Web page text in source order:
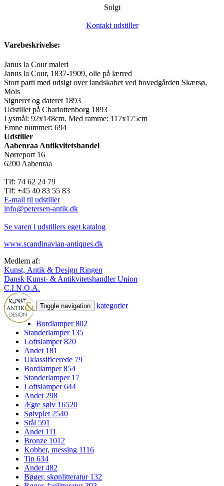
Solgt
Kontakt udstiller
Varebeskrivelse:
Janus la Cour maleri
Janus la Cour, 1837-1909, olie på lærred
Stort parti med udsigt over landskabet ved hovedgården Skærsø,
Mols
Signeret og dateret 1893
Udstillet på Charlottenborg 1893
Lysmål: 92x148cm. Med ramme: 117x175cm
Emne nummer: 694
Udstiller
Aabenraa Antikvitetshandel
Nørreport 16
6200 Aabenraa
Tlf: 74 62 24 79
Tlf: +45 40 83 55 83
E-mail til udstiller
info@petersen-antik.dk
Se varen i udstillers eget katalog
www.scandinavian-antiques.dk
Medlem af:
Kunst, Antik & Design Ringen
Dansk Kunst- & Antikvitetshandler Union
C.I.N.O.A.
Toggle navigation kategorier
Bordlamper802
Standerlamper 135
Loftslamper820
Andet 181
Uklassificerede 79
Bordlamper854
Standerlamper 17
Loftslamper644
Andet298
Ægte sølv 16520
Sølvplet2540
Stål 591
Andet 111
Bronze 1012
Kobber, messing 1116
Tin 634
Andet482
Bøger, skønlitteratur 132